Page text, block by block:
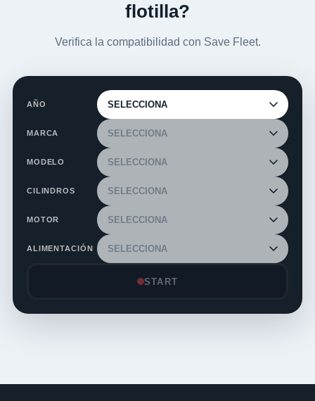
flotilla?
Verifica la compatibilidad con Save Fleet.
AÑO
MARCA
MODELO
CILINDROS
MOTOR
ALIMENTACIÓN
START